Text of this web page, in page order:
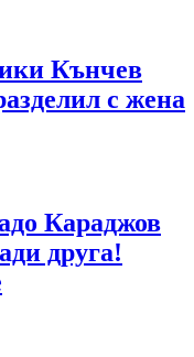
Кънчев
с жена
Караджов
друга!